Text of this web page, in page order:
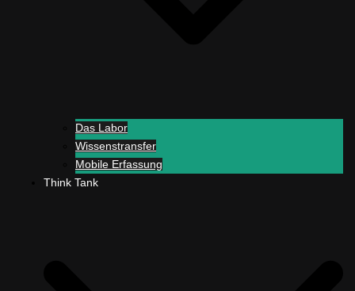
Das Labor
Wissenstransfer
Mobile Erfassung
Think Tank